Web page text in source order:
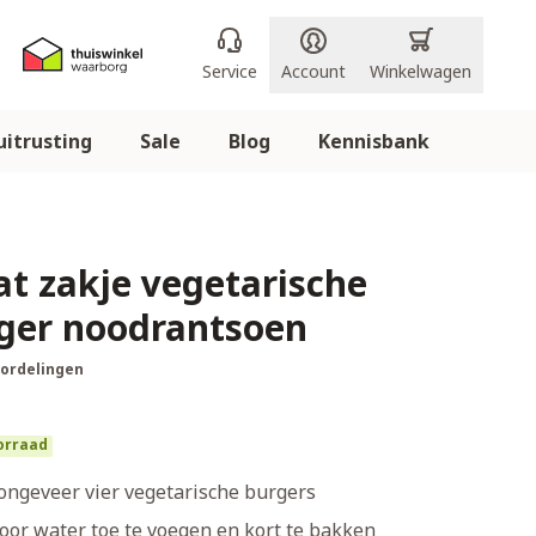
Sale Blog Kennisbank
Service Account Winkelwagen
zakje vegetarische
noodrantsoen
vier vegetarische burgers
water toe te voegen en kort te bakken